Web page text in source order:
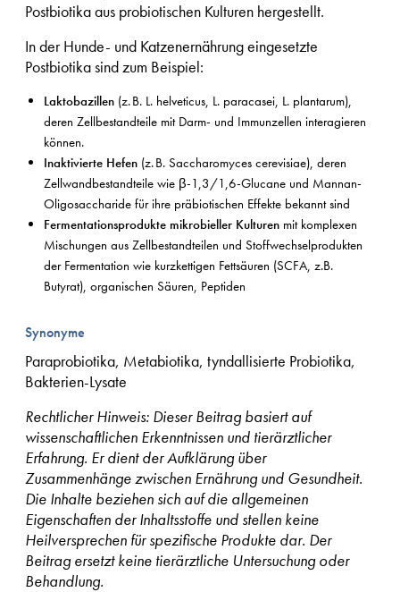
Postbiotika aus probiotischen Kulturen hergestellt.
In der Hunde- und Katzenernährung eingesetzte
Postbiotika sind zum Beispiel:
Laktobazillen(z. B. L. helveticus, L. paracasei, L. plantarum),
deren Zellbestandteile mit Darm- und Immunzellen interagieren
können.
Inaktivierte Hefen(z. B. Saccharomyces cerevisiae), deren
Zellwandbestandteile wie β-1,3/1,6-Glucane und Mannan-
Oligosaccharide für ihre präbiotischen Effekte bekannt sind
Fermentationsprodukte mikrobieller Kulturenmit komplexen
Mischungen aus Zellbestandteilen und Stoffwechselprodukten
der Fermentation wie kurzkettigen Fettsäuren (SCFA, z.B.
Butyrat), organischen Säuren, Peptiden
Synonyme
Paraprobiotika, Metabiotika, tyndallisierte Probiotika,
Bakterien-Lysate
Rechtlicher Hinweis: Dieser Beitrag basiert auf
wissenschaftlichen Erkenntnissen und tierärztlicher
Erfahrung. Er dient der Aufklärung über
Zusammenhänge zwischen Ernährung und Gesundheit.
Die Inhalte beziehen sich auf die allgemeinen
Eigenschaften der Inhaltsstoffe und stellen keine
Heilversprechen für spezifische Produkte dar. Der
Beitrag ersetzt keine tierärztliche Untersuchung oder
Behandlung.